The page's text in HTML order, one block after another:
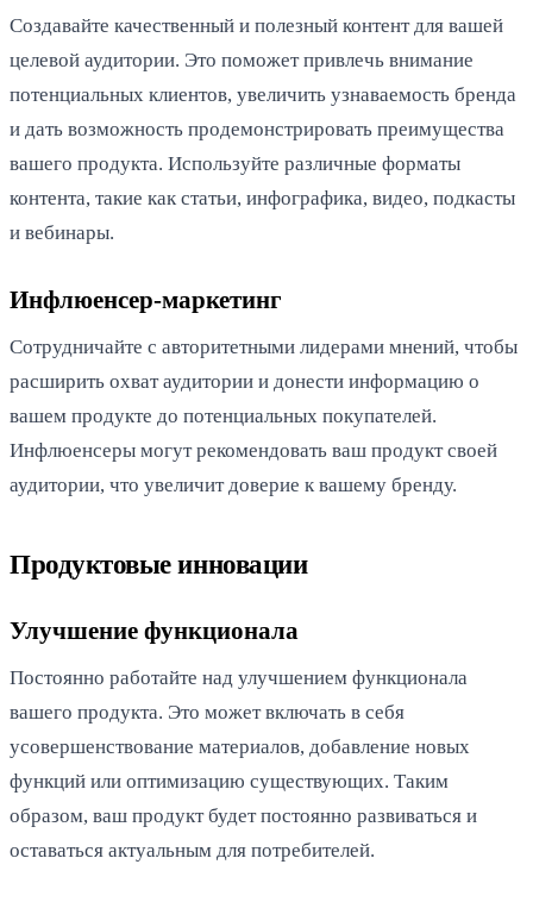
Создавайте качественный и полезный контент для вашей
целевой аудитории. Это поможет привлечь внимание
потенциальных клиентов, увеличить узнаваемость бренда
и дать возможность продемонстрировать преимущества
вашего продукта. Используйте различные форматы
контента, такие как статьи, инфографика, видео, подкасты
и вебинары.
Инфлюенсер-маркетинг
Сотрудничайте с авторитетными лидерами мнений, чтобы
расширить охват аудитории и донести информацию о
вашем продукте до потенциальных покупателей.
Инфлюенсеры могут рекомендовать ваш продукт своей
аудитории, что увеличит доверие к вашему бренду.
Продуктовые инновации
Улучшение функционала
Постоянно работайте над улучшением функционала
вашего продукта. Это может включать в себя
усовершенствование материалов, добавление новых
функций или оптимизацию существующих. Таким
образом, ваш продукт будет постоянно развиваться и
оставаться актуальным для потребителей.